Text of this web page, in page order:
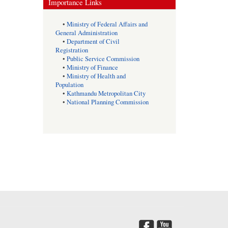
• Ministry of Federal Affairs and
General Administration
• Department of Civil
Registration
• Public Service Commission
• Ministry of Finance
• Ministry of Health and
Population
• Kathmandu Metropolitan City
• National Planning Commission